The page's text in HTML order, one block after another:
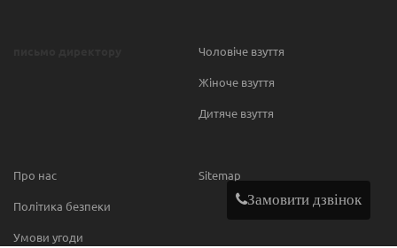
Чоловіче взуття
Жіноче взуття
Дитяче взуття
Про нас
Політика безпеки
Умови угоди
Sitemap
Замовити дзвінок